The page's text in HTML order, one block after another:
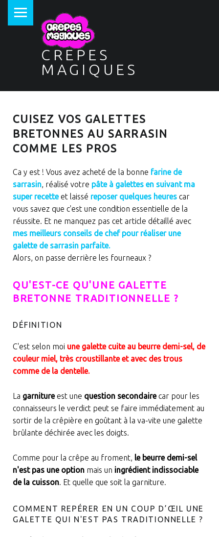
CREPES
MAGIQUES
CUISEZ VOS GALETTES
BRETONNES AU SARRASIN
COMME LES PROS
Ca y est ! Vous avez acheté de la bonne farine de
sarrasin, réalisé votre pâte à galettes en suivant ma
super recetteet laissé reposer quelques heurescar
vous savez que c'est une condition essentielle de la
réussite. Et ne manquez pas cet article détaillé avec
mes meilleurs conseils de chef pour réaliser une
galette de sarrasin parfaite.
Alors, on passe derrière les fourneaux ?
QU'EST-CE QU'UNE GALETTE
BRETONNE TRADITIONNELLE ?
DÉFINITION
C'est selon moi une galette cuite au beurre demi-sel, de
couleur miel, très croustillante et avec des trous
comme de la dentelle.
La garnitureest une question secondairecar pour les
connaisseurs le verdict peut se faire immédiatement au
sortir de la crêpière en goûtant à la va-vite une galette
brûlante déchirée avec les doigts.
Comme pour la crêpe au froment, le beurre demi-sel
n'est pas une optionmais un ingrédient indissociable
de la cuisson. Et quelle que soit la garniture.
COMMENT REPÉRER EN UN COUP D’ŒIL UNE
GALETTE QUI N'EST PAS TRADITIONNELLE ?